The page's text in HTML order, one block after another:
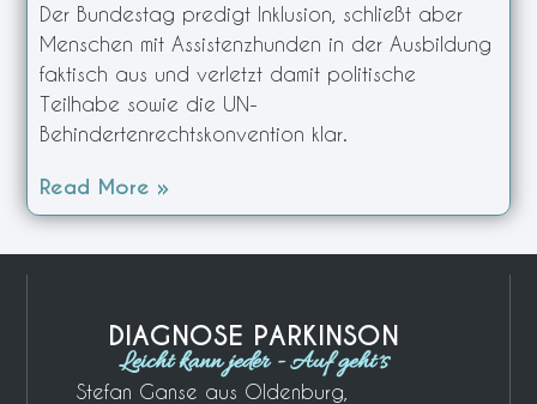
Der Bundestag predigt Inklusion, schließt aber
Menschen mit Assistenzhunden in der Ausbildung
faktisch aus und verletzt damit politische
Teilhabe sowie die UN-
Behindertenrechtskonvention klar.
Read More »
DIAGNOSE PARKINSON
Leicht kann jeder - Auf geht´s
Stefan Ganse aus Oldenburg,